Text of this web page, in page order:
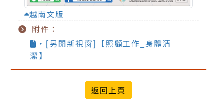
越南文版
附件：
‧[另開新視窗]【照顧工作_身體清
潔】